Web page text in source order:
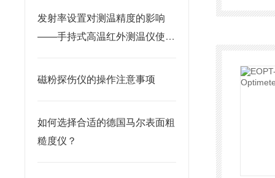
发射率设置对测温精度的影响
——手持式高温红外测温仪使用
磁粉探伤仪的操作注意事项
如何选择合适的德国马尔表面粗
糙度仪？